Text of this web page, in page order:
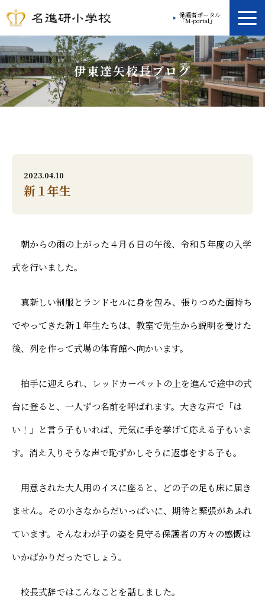
保護者ポータル
「M-portal」
学校案内
教育方針
学校生活
入学案内
よくあるご質問
プライバシーポリシー
反社会勢力に対する基本方針
伊東達矢校長ブログ
2023.04.10
新１年生
朝からの雨の上がった４月６日の午後、令和５年度の入学
式を行いました。
真新しい制服とランドセルに身を包み、張りつめた面持ち
でやってきた新１年生たちは、教室で先生から説明を受けた
後、列を作って式場の体育館へ向かいます。
拍手に迎えられ、レッドカーペットの上を進んで途中の式
台に登ると、一人ずつ名前を呼ばれます。大きな声で「は
い！」と言う子もいれば、元気に手を挙げて応える子もいま
す。消え入りそうな声で恥ずかしそうに返事をする子も。
用意された大人用のイスに座ると、どの子の足も床に届き
ません。その小さなからだいっぱいに、期待と緊張があふれ
ています。そんなわが子の姿を見守る保護者の方々の感慨は
いかばかりだったでしょう。
校長式辞ではこんなことを話しました。